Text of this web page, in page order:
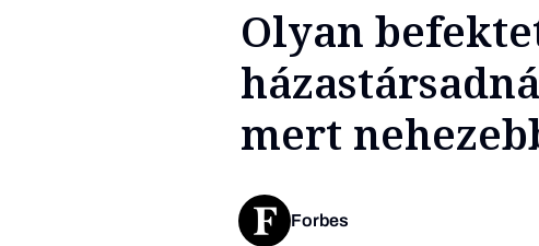
Olyan
mert
Forbes